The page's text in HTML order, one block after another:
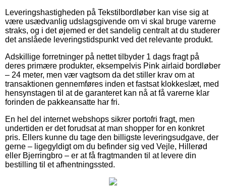
Leveringshastigheden på Tekstilbordløber kan vise sig at
være usædvanlig udslagsgivende om vi skal bruge varerne
straks, og i det øjemed er det sandelig centralt at du studerer
det anslåede leveringstidspunkt ved det relevante produkt.
Adskillige forretninger på nettet tilbyder 1 dags fragt på
deres primære produkter, eksempelvis Pink airlaid bordløber
– 24 meter, men vær vagtsom da det stiller krav om at
transaktionen gennemføres inden et fastsat klokkeslæt, med
hensynstagen til at de garanteret kan nå at få varerne klar
forinden de pakkeansatte har fri.
En hel del internet webshops sikrer portofri fragt, men
undertiden er det forudsat at man shopper for en konkret
pris. Ellers kunne du tage den billigste leveringsudgave, der
gerne – ligegyldigt om du befinder sig ved Vejle, Hillerød
eller Bjerringbro – er at få fragtmanden til at levere din
bestilling til et afhentningssted.